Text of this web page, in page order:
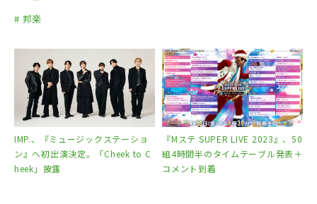
KinKi Kids
キング・クリームソーダ&Dream5
コブクロ
ゴールデンボンバー
三代目 J Soul Brothers
椎名林檎
JUJU
Superfly
SEKAI NO OWARI
# 邦楽
IMP.、『ミュージックステーショ
ン』へ初出演決定。「Cheek to C
heek」披露
『Mステ SUPER LIVE 2023』、50
組4時間半のタイムテーブル発表＋
コメント到着